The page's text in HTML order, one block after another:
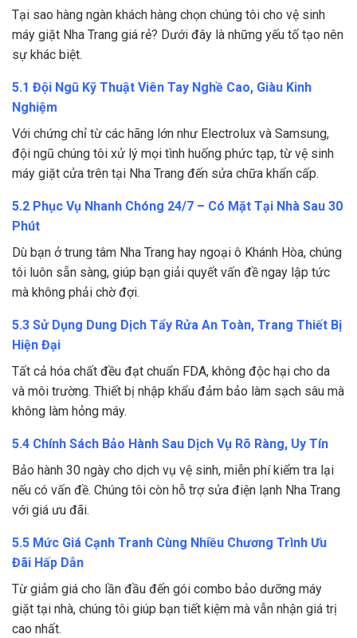
Tại sao hàng ngàn khách hàng chọn chúng tôi cho vệ sinh
máy giặt Nha Trang giá rẻ? Dưới đây là những yếu tố tạo nên
sự khác biệt.
5.1 Đội Ngũ Kỹ Thuật Viên Tay Nghề Cao, Giàu Kinh
Nghiệm
Với chứng chỉ từ các hãng lớn như Electrolux và Samsung,
đội ngũ chúng tôi xử lý mọi tình huống phức tạp, từ vệ sinh
máy giặt cửa trên tại Nha Trang đến sửa chữa khẩn cấp.
5.2 Phục Vụ Nhanh Chóng 24/7 – Có Mặt Tại Nhà Sau 30
Phút
Dù bạn ở trung tâm Nha Trang hay ngoại ô Khánh Hòa, chúng
tôi luôn sẵn sàng, giúp bạn giải quyết vấn đề ngay lập tức
mà không phải chờ đợi.
5.3 Sử Dụng Dung Dịch Tẩy Rửa An Toàn, Trang Thiết Bị
Hiện Đại
Tất cả hóa chất đều đạt chuẩn FDA, không độc hại cho da
và môi trường. Thiết bị nhập khẩu đảm bảo làm sạch sâu mà
không làm hỏng máy.
5.4 Chính Sách Bảo Hành Sau Dịch Vụ Rõ Ràng, Uy Tín
Bảo hành 30 ngày cho dịch vụ vệ sinh, miễn phí kiểm tra lại
nếu có vấn đề. Chúng tôi còn hỗ trợ sửa điện lạnh Nha Trang
với giá ưu đãi.
5.5 Mức Giá Cạnh Tranh Cùng Nhiều Chương Trình Ưu
Đãi Hấp Dẫn
Từ giảm giá cho lần đầu đến gói combo bảo dưỡng máy
giặt tại nhà, chúng tôi giúp bạn tiết kiệm mà vẫn nhận giá trị
cao nhất.